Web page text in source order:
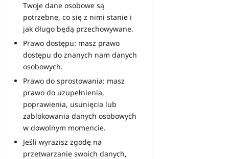
Twoje dane osobowe są
potrzebne, co się z nimi stanie i
jak długo będą przechowywane.
Prawo dostępu: masz prawo
dostępu do znanych nam danych
osobowych.
Prawo do sprostowania: masz
prawo do uzupełnienia,
poprawienia, usunięcia lub
zablokowania danych osobowych
w dowolnym momencie.
Jeśli wyrazisz zgodę na
przetwarzanie swoich danych,